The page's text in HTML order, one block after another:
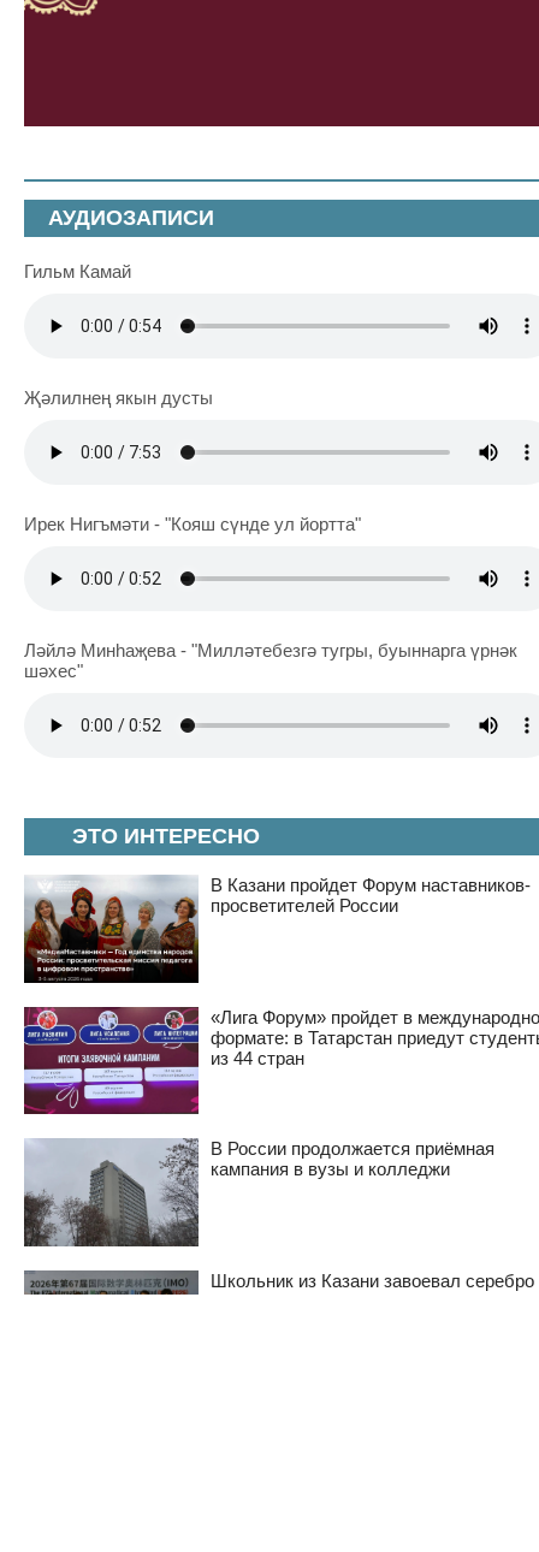
ЭТО ИНТЕРЕСНО
В Казани пройдет Форум наставников-
просветителей России
«Лига Форум» пройдет в
формате: в Татарстан приедут
из 44 стран
В России продолжается приёмная
кампания в вузы и колледжи
Школьник из Казани завоевал серебро
АУДИОЗАПИСИ
Гильм Камай
Җәлилнең якын дусты
Ирек Нигъмәти - "Кояш сүнде ул йортта"
Ләйлә Минһаҗева - "Милләтебезгә тугры, буыннарга үрнәк
шәхес"